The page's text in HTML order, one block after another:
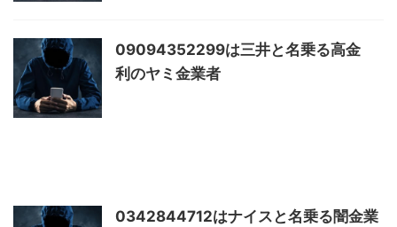
09094352299は三井と名乗る高金
利のヤミ金業者
0342844712はナイスと名乗る闇金業